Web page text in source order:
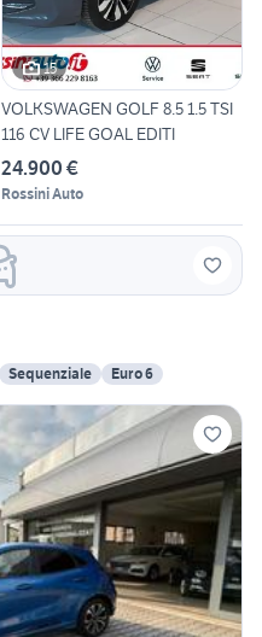
15
VOLKSWAGEN GOLF 8.5 1.5 TSI
116 CV LIFE GOAL EDITI
24.900 €
Rossini Auto
Sequenziale Euro 6